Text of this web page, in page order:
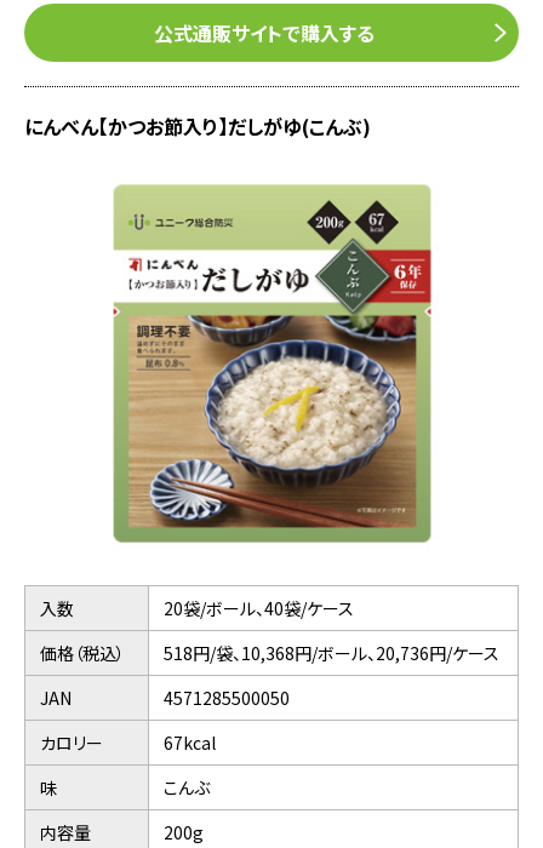
公式通販サイトで購入する
にんべん【かつお節入り】だしがゆ(こんぶ)
入数
20袋/ボール、40袋/ケース
価格（税込）
518円/袋、10,368円/ボール、20,736円/ケース
JAN
4571285500050
カロリー
67kcal
味
こんぶ
内容量
200g